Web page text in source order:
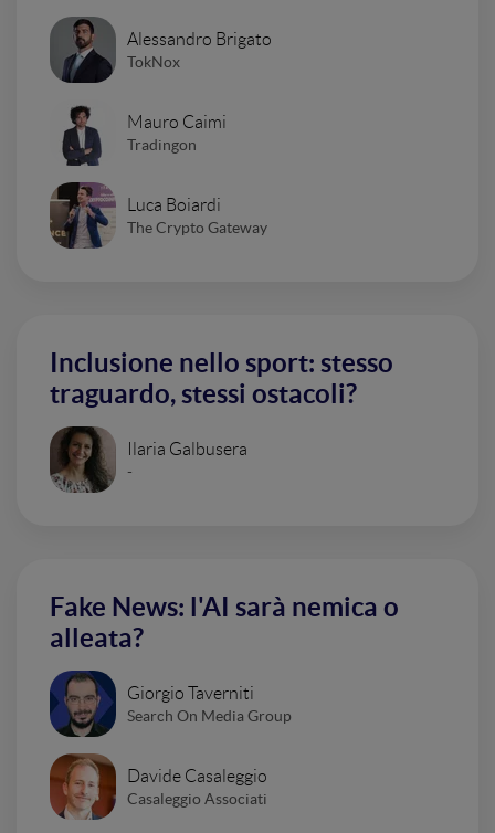
Alessandro Brigato
TokNox
Mauro Caimi
Tradingon
Luca Boiardi
The Crypto Gateway
Inclusione nello sport: stesso
traguardo, stessi ostacoli?
Ilaria Galbusera
-
Fake News: l'AI sarà nemica o
alleata?
Giorgio Taverniti
Search On Media Group
Davide Casaleggio
Casaleggio Associati